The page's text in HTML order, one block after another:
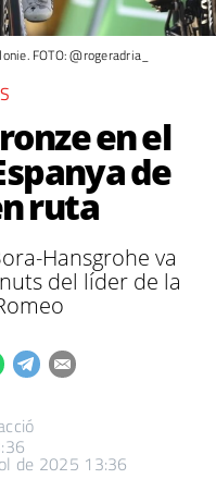
FOTO: @rogeradria_
en el
de
ruta
Hansgrohe va
del líder de la
de 2025 13:36